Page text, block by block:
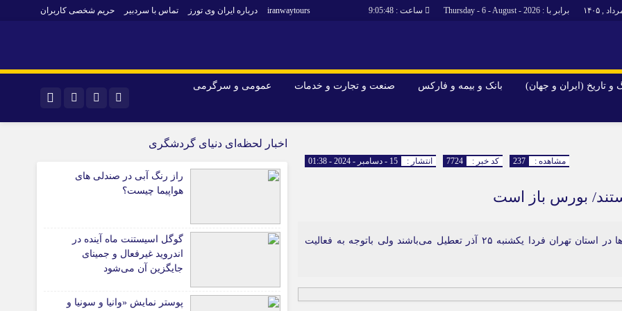
برابر با : Thursday - 6 - August - 2026 ساعت : 9:05:49
iranwaytours درباره ایران وی تورز تماس با سردبیر حریم شخصی کاربران
و تاریخ (ایران و جهان) بانک و بیمه و فارکس صنعت و تجارت و خدمات عمومی و سرگرمی
اینستاگرام
و هتل‌ها و
گزارش‌های خبری میراث فرهنگی
ارزدیجیتال
صنعت و تجارت و خدمات
اقتصاد گردشگری
خودرو
انتشار : 15 - دسامبر - 2024 - 01:38 کد خبر : 7724 مشاهده : 237
بورس باز است
با تصمیم استانداری تهران، واحدهای صف و ستاد بانک‌ها در استان تهران فردا یکشنبه ۲۵ آذر تعطیل می‌باشند ولی باتوجه به فعالیت
اخبار لحظه‌ای دنیای گردشگری
راز رنگ آبی در صندلی های
هواپیما چیست؟
گوگل اسیستنت ماه آینده در
اندروید غیرفعال و جمینای
جایگزین آن می‌شود
پوستر نمایش «وانیا و سونیا و